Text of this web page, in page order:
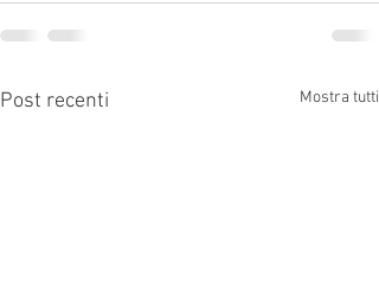
Post recenti Mostra tutti